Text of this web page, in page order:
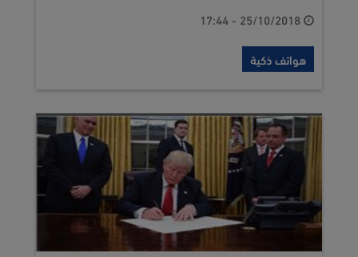
هواتف ذكية